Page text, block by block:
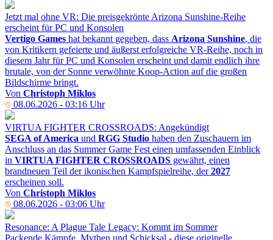
Jetzt mal ohne VR: Die preisgekrönte Arizona Sunshine-Reihe
erscheint für PC und Konsolen
Vertigo Games hat bekannt gegeben, dass Arizona Sunshine, die
von Kritikern gefeierte und äußerst erfolgreiche VR-Reihe, noch in
diesem Jahr für PC und Konsolen erscheint und damit endlich ihre
brutale, von der Sonne verwöhnte Koop-Action auf die großen
Bildschirme bringt.
Von Christoph Miklos
08.06.2026 - 03:16 Uhr
VIRTUA FIGHTER CROSSROADS: Angekündigt
SEGA of America und RGG Studio haben den Zuschauern im
Anschluss an das Summer Game Fest einen umfassenden Einblick
in VIRTUA FIGHTER CROSSROADS gewährt, einen
brandneuen Teil der ikonischen Kampfspielreihe, der2027
erscheinen soll.
Von Christoph Miklos
08.06.2026 - 03:06 Uhr
Resonance: A Plague Tale Legacy: Kommt im Sommer
Packende Kämpfe, Mythen und Schicksal - diese originelle